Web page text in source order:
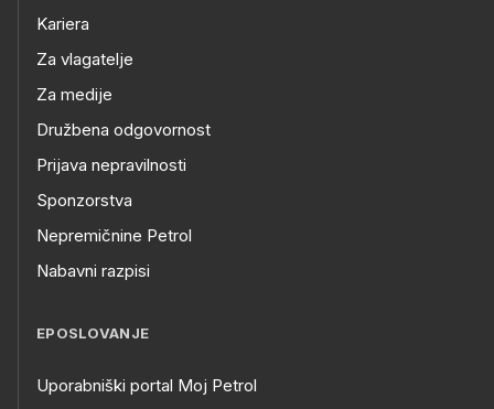
Kariera
Za vlagatelje
Za medije
Družbena odgovornost
Prijava nepravilnosti
Sponzorstva
Nepremičnine Petrol
Nabavni razpisi
EPOSLOVANJE
Uporabniški portal Moj Petrol